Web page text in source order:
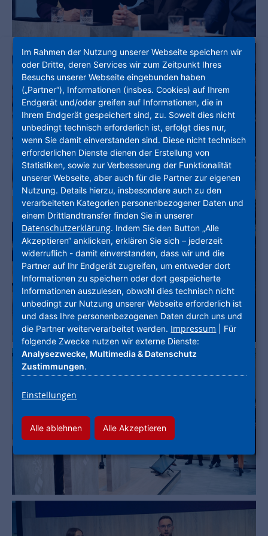
Im Rahmen der Nutzung unserer Webseite speichern wir
oder Dritte, deren Services wir zum Zeitpunkt Ihres
Besuchs unserer Webseite eingebunden haben
(„Partner“), Informationen (insbes. Cookies) auf Ihrem
Endgerät und/oder greifen auf Informationen, die in
Ihrem Endgerät gespeichert sind, zu. Soweit dies nicht
unbedingt technisch erforderlich ist, erfolgt dies nur,
wenn Sie damit einverstanden sind. Diese nicht technisch
erforderlichen Dienste dienen der Erstellung von
Statistiken, sowie zur Verbesserung der Funktionalität
unserer Webseite, aber auch für die Partner zur eigenen
Nutzung. Details hierzu, insbesondere auch zu den
verarbeiteten Kategorien personenbezogener Daten und
einem Drittlandtransfer finden Sie in unserer
Datenschutzerklärung. Indem Sie den Button „Alle
Akzeptieren“ anklicken, erklären Sie sich – jederzeit
widerruflich - damit einverstanden, dass wir und die
Partner auf Ihr Endgerät zugreifen, um entweder dort
Informationen zu speichern oder dort gespeicherte
Informationen auszulesen, obwohl dies technisch nicht
unbedingt zur Nutzung unserer Webseite erforderlich ist
und dass Ihre personenbezogenen Daten durch uns und
die Partner weiterverarbeitet werden. Impressum | Für
folgende Zwecke nutzen wir externe Dienste:
Analysezwecke, Multimedia & Datenschutz
Zustimmungen.
Einstellungen
Alle ablehnen Alle Akzeptieren